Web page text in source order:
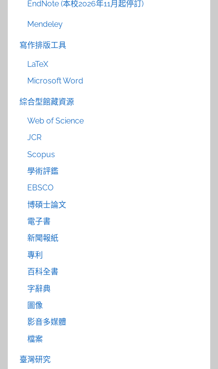
EndNote (本校2026年11月起停訂)
Mendeley
寫作排版工具
LaTeX
Microsoft Word
綜合型館藏資源
Web of Science
JCR
Scopus
學術評鑑
EBSCO
博碩士論文
電子書
新聞報紙
專利
百科全書
字辭典
圖像
影音多媒體
檔案
臺灣研究